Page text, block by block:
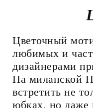
Цветочный
любимых и
дизайнерами
На миланской
встретить не
юбках, но даже